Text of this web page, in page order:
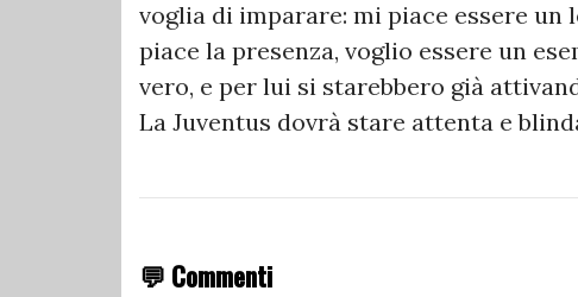
voglia di imparare: mi piace essere un
piace la presenza, voglio essere un
vero, e per lui si starebbero già
La Juventus dovrà stare attenta e
💬 Commenti